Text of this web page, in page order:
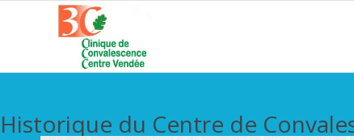
Historique du Centre de